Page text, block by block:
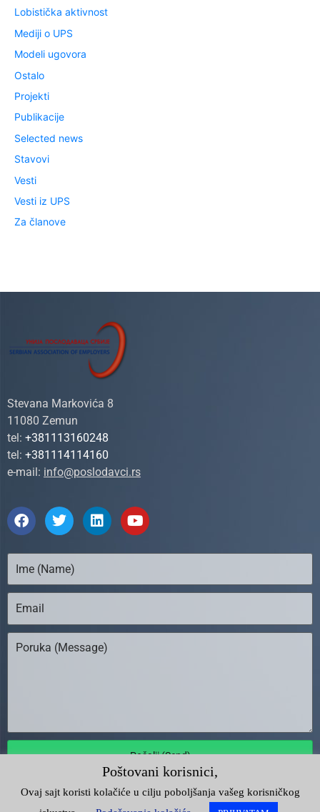
Lobistička aktivnost
Mediji o UPS
Modeli ugovora
Ostalo
Projekti
Publikacije
Selected news
Stavovi
Vesti
Vesti iz UPS
Za članove
Stevana Markovića 8
11080 Zemun
tel: +381113160248
tel: +381114114160
e-mail: info@poslodavci.rs
Pošalji (Send)
Poštovani korisnici,
Ovaj sajt koristi kolačiće u cilju poboljšanja vašeg korisničkog